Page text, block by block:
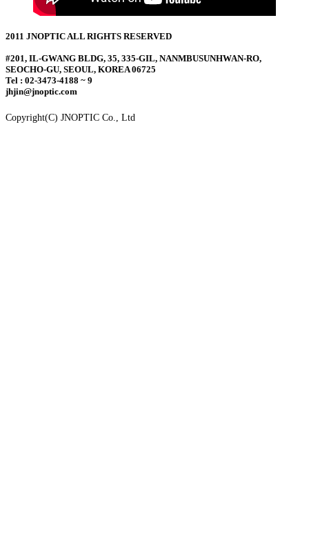
2011 JNOPTIC ALL RIGHTS RESERVED
#201, IL-GWANG BLDG, 35, 335-GIL, NANMBUSUNHWAN-RO,
SEOCHO-GU, SEOUL, KOREA 06725
Tel : 02-3473-4188 ~ 9
jhjin@jnoptic.com